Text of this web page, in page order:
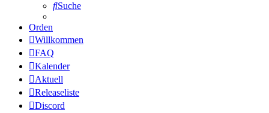
Suche
Orden
Willkommen
FAQ
Kalender
Aktuell
Releaseliste
Discord